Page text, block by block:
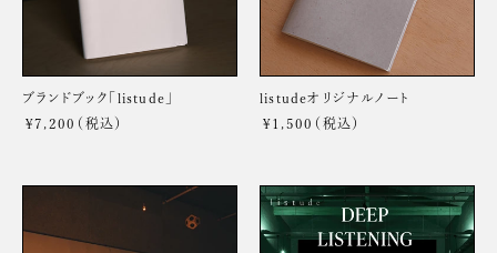
「listude」
ブランドブック「listude」
通
格
¥7,200
ト
listudeオリジナルノート
通
格
¥1,500
楽
2026/9/20
sun.
Deep